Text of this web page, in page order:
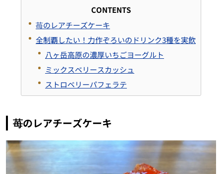
CONTENTS
苺のレアチーズケーキ
全制覇したい！力作ぞろいのドリンク3種を実飲
八ヶ岳高原の濃厚いちごヨーグルト
ミックスベリースカッシュ
ストロベリーパフェラテ
苺のレアチーズケーキ